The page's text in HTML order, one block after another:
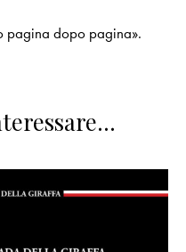
pagina dopo pagina».